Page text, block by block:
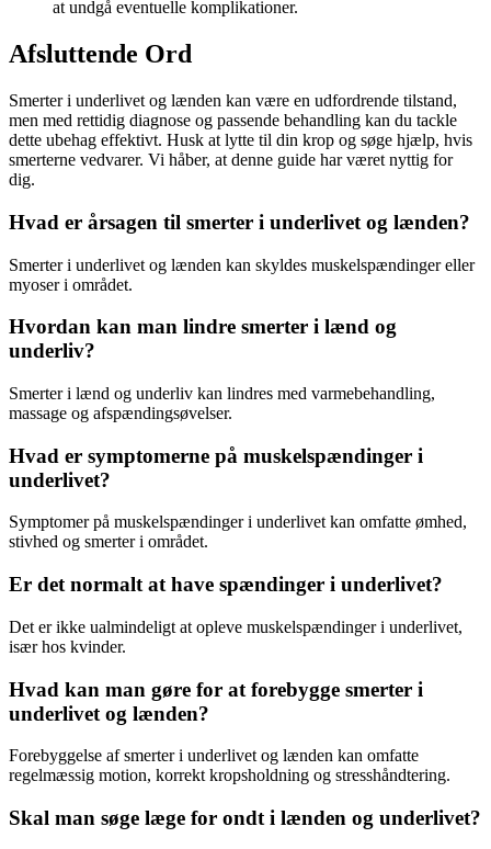
at undgå eventuelle komplikationer.
Afsluttende Ord
Smerter i underlivet og lænden kan være en udfordrende tilstand,
men med rettidig diagnose og passende behandling kan du tackle
dette ubehag effektivt. Husk at lytte til din krop og søge hjælp, hvis
smerterne vedvarer. Vi håber, at denne guide har været nyttig for
dig.
Hvad er årsagen til smerter i underlivet og lænden?
Smerter i underlivet og lænden kan skyldes muskelspændinger eller
myoser i området.
Hvordan kan man lindre smerter i lænd og
underliv?
Smerter i lænd og underliv kan lindres med varmebehandling,
massage og afspændingsøvelser.
Hvad er symptomerne på muskelspændinger i
underlivet?
Symptomer på muskelspændinger i underlivet kan omfatte ømhed,
stivhed og smerter i området.
Er det normalt at have spændinger i underlivet?
Det er ikke ualmindeligt at opleve muskelspændinger i underlivet,
især hos kvinder.
Hvad kan man gøre for at forebygge smerter i
underlivet og lænden?
Forebyggelse af smerter i underlivet og lænden kan omfatte
regelmæssig motion, korrekt kropsholdning og stresshåndtering.
Skal man søge læge for ondt i lænden og underlivet?